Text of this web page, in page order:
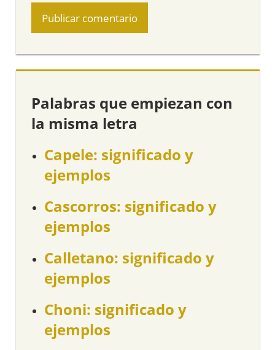
Palabras que empiezan con
la misma letra
Capele: significado y
ejemplos
Cascorros: significado y
ejemplos
Calletano: significado y
ejemplos
Choni: significado y
ejemplos